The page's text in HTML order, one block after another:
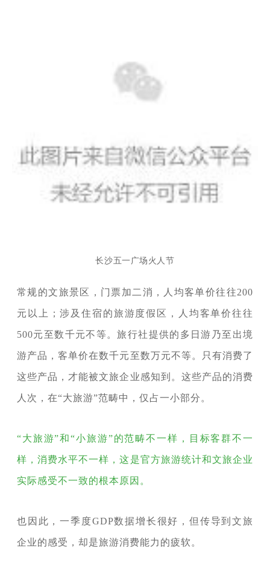
长沙五一广场火人节
常规的文旅景区，门票加二消，人均客单价往往200
元以上；涉及住宿的旅游度假区，人均客单价往往
500元至数千元不等。旅行社提供的多日游乃至出境
游产品，客单价在数千元至数万元不等。只有消费了
这些产品，才能被文旅企业感知到。这些产品的消费
人次，在“大旅游”范畴中，仅占一小部分。
“大旅游”和“小旅游”的范畴不一样，目标客群不一
样，消费水平不一样，这是官方旅游统计和文旅企业
实际感受不一致的根本原因。
也因此，一季度GDP数据增长很好，但传导到文旅
企业的感受，却是旅游消费能力的疲软。